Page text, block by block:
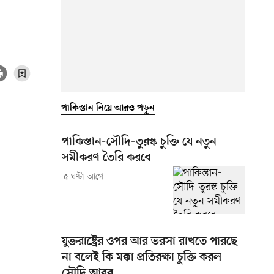
পাকিস্তান নিয়ে আরও পড়ুন
পাকিস্তান-সৌদি-তুরস্ক চুক্তি যে নতুন
সমীকরণ তৈরি করবে
৫ ঘণ্টা আগে
যুক্তরাষ্ট্রের ওপর আর ভরসা রাখতে পারছে
না বলেই কি মক্কা প্রতিরক্ষা চুক্তি করল